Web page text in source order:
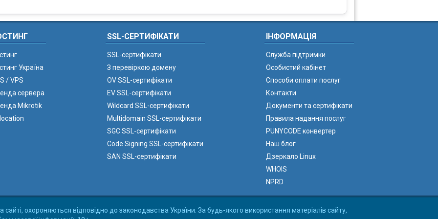
Україна
/ VPS
сервера
Mikrotik
SSL-СЕРТИФІКАТИ
SSL-сертифікати
З перевіркою домену
OV SSL-сертифікати
EV SSL-сертифікати
Wildcard SSL-сертифікати
Multidomain SSL-сертифікати
SGC SSL-сертифікати
Code Signing SSL-сертифікати
SAN SSL-сертифікати
ІНФОРМАЦІЯ
Служба підтримки
Особистий кабінет
Способи оплати послуг
Контакти
Документи та сертифікати
Правила надання послуг
PUNYCODE конвертер
Наш блог
Дзеркало Linux
WHOIS
NPRD
охороняються відповідно до законодавства України. За будь-якого використання матеріалів сайту,